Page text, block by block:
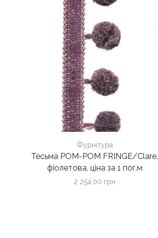
Фурнітура
Тесьма POM-POM FRINGE/Clare,
фіолетова, ціна за 1 пог.м
2 254,00 грн